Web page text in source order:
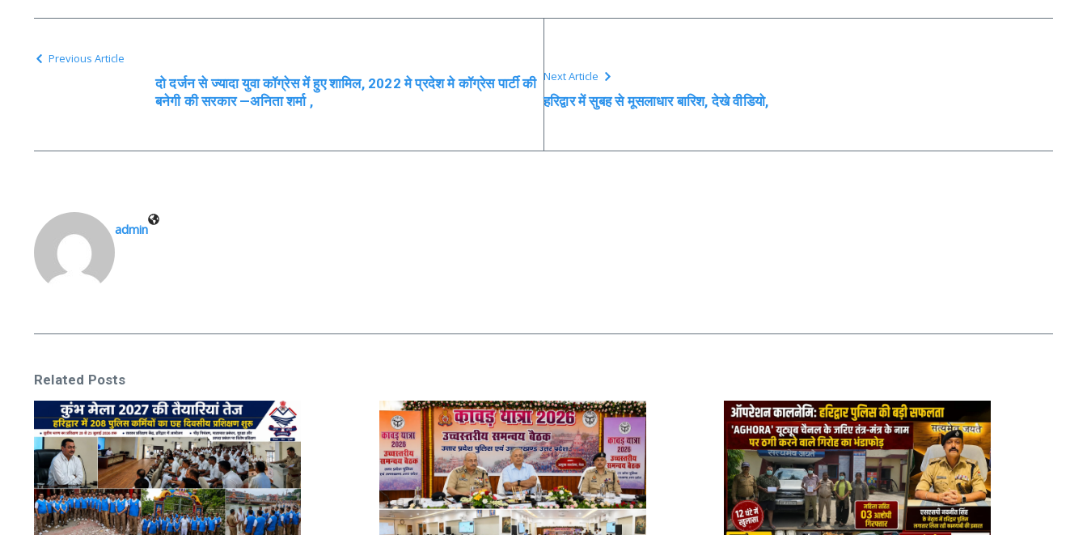
Previous Article
दो दर्जन से ज्यादा युवा कॉग्रेस में हुए शामिल, 2022 मे प्रदेश मे कॉग्रेस पार्टी की
बनेगी की सरकार —अनिता शर्मा ,
Next Article
हरिद्वार में सुबह से मूसलाधार बारिश, देखे वीडियो,
admin
Related Posts